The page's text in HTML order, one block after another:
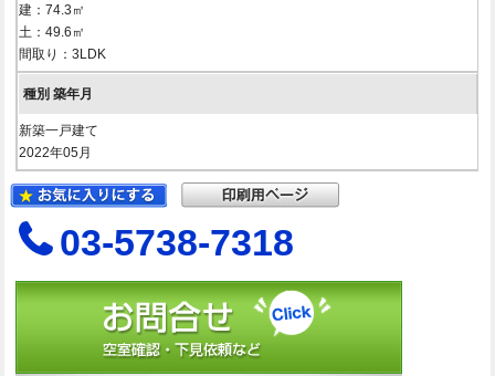
建：74.3㎡
土：49.6㎡
間取り：3LDK
新築一戸建て
2022年05月
03-5738-7318